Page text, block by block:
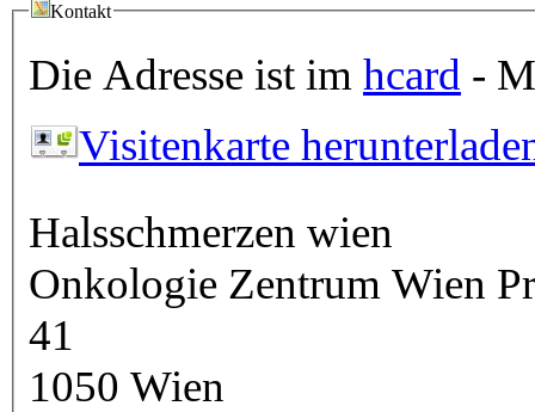
Kontakt
Die Adresse ist im hcard -
Visitenkarte
Halsschmerzen wien
Onkologie Zentrum Wien Praxis Margareten Ziegelofengasse
41
1050 Wien